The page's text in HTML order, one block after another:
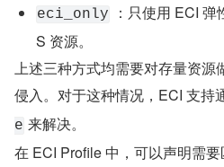
eci_only
：只使用 ECI
S 资源。
上述三种方式均需要对存量资源
侵入。对于这种情况，ECI 支持
e 来解决。
在 ECI Profile 中，可以声明需